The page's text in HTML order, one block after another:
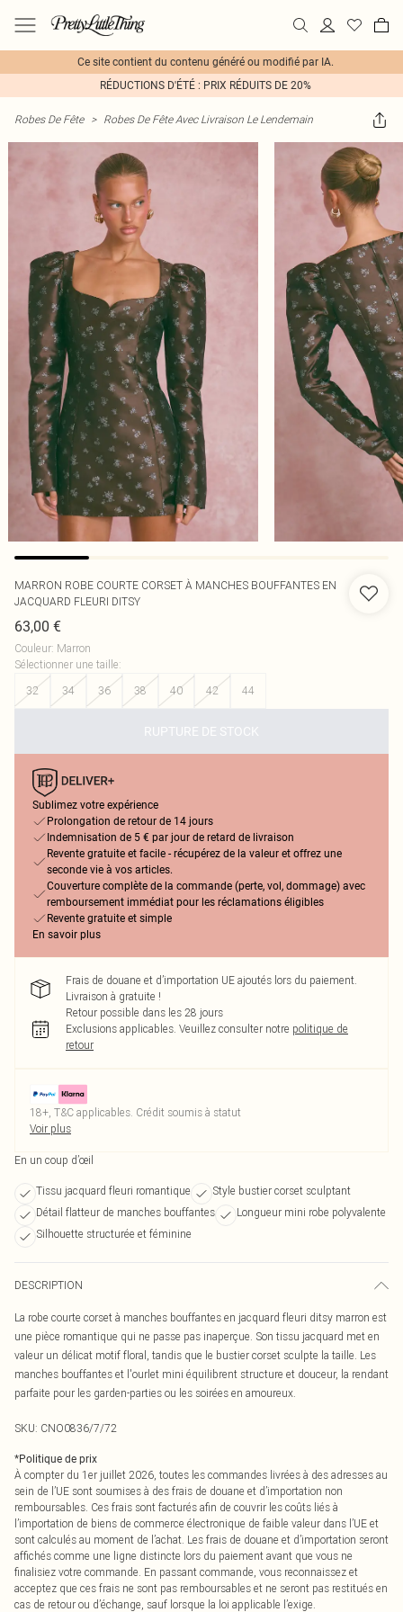
Ce site contient du contenu généré ou modifié par IA.
RÉDUCTIONS D'ÉTÉ : PRIX RÉDUITS DE 20%
Robes De Fête > Robes De Fête Avec Livraison Le Lendemain
MARRON ROBE COURTE CORSET À MANCHES BOUFFANTES EN
JACQUARD FLEURI DITSY
63,00 €
Couleur: Marron
Sélectionner une taille:
32
34 36 38 40 42 44
RUPTURE DE STOCK
Sublimez votre expérience
Prolongation de retour de 14 jours
Indemnisation de 5 € par jour de retard de livraison
Revente gratuite et facile - récupérez de la valeur et offrez une
seconde vie à vos articles.
Couverture complète de la commande (perte, vol, dommage) avec
remboursement immédiat pour les réclamations éligibles
Revente gratuite et simple
En savoir plus
Frais de douane et d’importation UE ajoutés lors du paiement.
Livraison à gratuite !
Retour possible dans les 28 jours
Exclusions applicables. Veuillez consulter notre politique de
retour
18+, T&C applicables. Crédit soumis à statut
Voir plus
En un coup d’œil
Tissu jacquard fleuri romantique
Style bustier corset sculptant
Détail flatteur de manches bouffantes
Longueur mini robe polyvalente
Silhouette structurée et féminine
DESCRIPTION
La robe courte corset à manches bouffantes en jacquard fleuri ditsy marron est
une pièce romantique qui ne passe pas inaperçue. Son tissu jacquard met en
valeur un délicat motif floral, tandis que le bustier corset sculpte la taille. Les
manches bouffantes et l'ourlet mini équilibrent structure et douceur, la rendant
parfaite pour les garden-parties ou les soirées en amoureux.
SKU: CNO0836/7/72
*Politique de prix
À compter du 1er juillet 2026, toutes les commandes livrées à des adresses au
sein de l’UE sont soumises à des frais de douane et d’importation non
remboursables. Ces frais sont facturés afin de couvrir les coûts liés à
l’importation de biens de commerce électronique de faible valeur dans l’UE et
sont calculés au moment de l’achat. Les frais de douane et d’importation seront
affichés comme une ligne distincte lors du paiement avant que vous ne
finalisiez votre commande. En passant commande, vous reconnaissez et
acceptez que ces frais ne sont pas remboursables et ne seront pas restitués en
cas de retour ou d’échange, sauf lorsque la loi applicable l’exige.